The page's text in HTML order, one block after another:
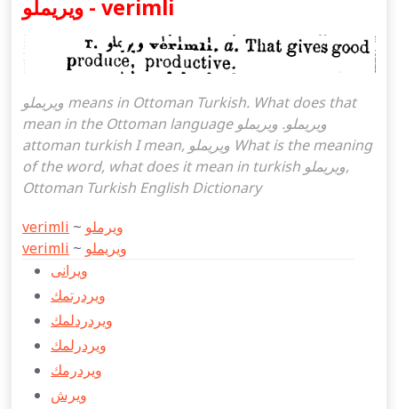
ویریملو - verimli
ویریملو means in Ottoman Turkish. What does that
mean in the Ottoman language ویریملو. ویریملو
attoman turkish I mean, ویریملو What is the meaning
of the word, what does it mean in turkish ویریملو,
Ottoman Turkish English Dictionary
verimli ~ ویرملو
verimli ~ ویریملو
ویرانی
ویردرتمك
ویردردلمك
ویردرلمك
ويردرمك
ویرش